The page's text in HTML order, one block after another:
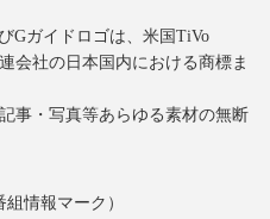
Gガイドロゴは、米国TiVo
会社の日本国内における商標ま
事・写真等あらゆる素材の無断
情報マーク）